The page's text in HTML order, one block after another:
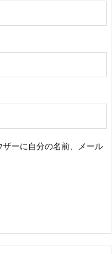
ーに自分の名前、メール